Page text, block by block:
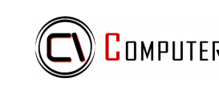
контенту